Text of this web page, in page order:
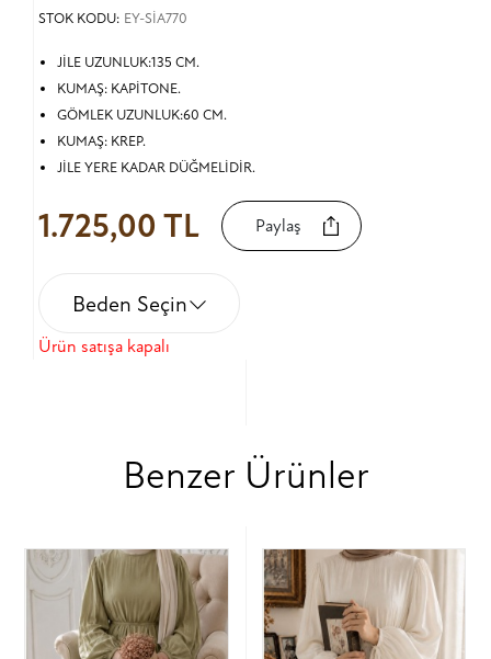
STOK KODU: EY-SİA770
JİLE UZUNLUK:135 CM.
KUMAŞ: KAPİTONE.
GÖMLEK UZUNLUK:60 CM.
KUMAŞ: KREP.
JİLE YERE KADAR DÜĞMELİDİR.
1.725,00 TL Paylaş
Beden Seçin
Ürün satışa kapalı
Benzer Ürünler